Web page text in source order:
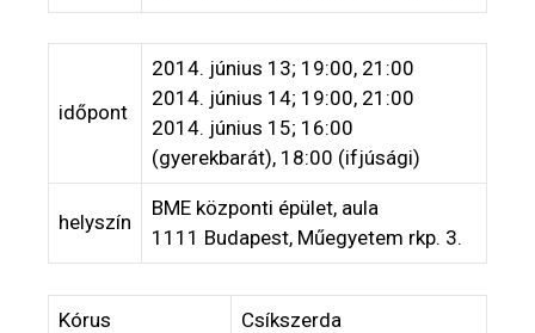
időpont
2014. június 13; 19:00, 21:00
2014. június 14; 19:00, 21:00
2014. június 15; 16:00
(gyerekbarát), 18:00 (ifjúsági)
helyszín
BME központi épület, aula
1111 Budapest, Műegyetem rkp. 3.
Kórus Csíkszerda